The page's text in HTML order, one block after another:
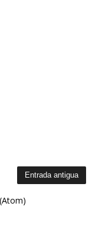
Entrada antigua